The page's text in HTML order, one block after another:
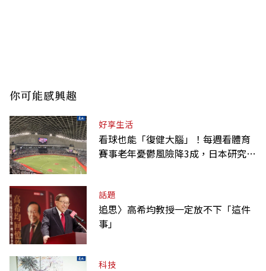
你可能感興趣
好享生活
看球也能「復健大腦」！每週看體育
賽事老年憂鬱風險降3成，日本研究：
話題
追思〉高希均教授一定放不下「這件
事」
科技